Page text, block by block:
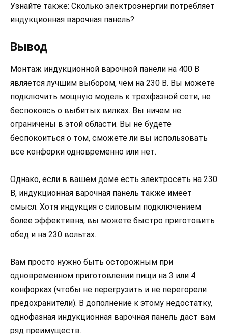
Узнайте также: Сколько электроэнергии потребляет
индукционная варочная панель?
Вывод
Монтаж индукционной варочной панели на 400 В
является лучшим выбором, чем на 230 В. Вы можете
подключить мощную модель к трехфазной сети, не
беспокоясь о выбитых вилках. Вы ничем не
ограничены в этой области. Вы не будете
беспокоиться о том, сможете ли вы использовать
все конфорки одновременно или нет.
Однако, если в вашем доме есть электросеть на 230
В, индукционная варочная панель также имеет
смысл. Хотя индукция с силовым подключением
более эффективна, вы можете быстро приготовить
обед и на 230 вольтах.
Вам просто нужно быть осторожным при
одновременном приготовлении пищи на 3 или 4
конфорках (чтобы не перегрузить и не перегорели
предохранители). В дополнение к этому недостатку,
однофазная индукционная варочная панель даст вам
ряд преимуществ.